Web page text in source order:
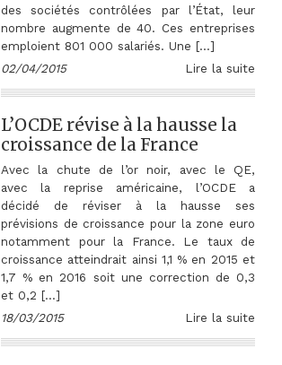
des sociétés contrôlées par l’État, leur
nombre augmente de 40. Ces entreprises
emploient 801 000 salariés. Une […]
02/04/2015
Lire la suite
L’OCDE révise à la hausse la
croissance de la France
Avec la chute de l’or noir, avec le QE,
avec la reprise américaine, l’OCDE a
décidé de réviser à la hausse ses
prévisions de croissance pour la zone euro
notamment pour la France. Le taux de
croissance atteindrait ainsi 1,1 % en 2015 et
1,7 % en 2016 soit une correction de 0,3
et 0,2 […]
18/03/2015
Lire la suite